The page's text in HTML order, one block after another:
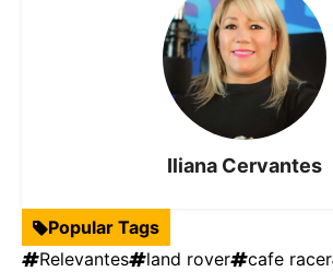
Iliana Cervantes
Popular Tags
Relevantes
land rover cafe racer